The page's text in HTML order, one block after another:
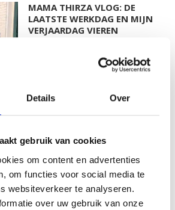
Details Over
gebruik van cookies
om content en advertenties
om functies voor social media te
websiteverkeer te analyseren.
over uw gebruik van onze
MAMA THIRZA VLOG: DE
LAATSTE WERKDAG EN MIJN
VERJAARDAG VIEREN
FEEST, WANT REBEL IS JARIG!
MAMA THIRZA VLOG: OP
VAKANTIE & TWEE ZIEKE
KINDEREN